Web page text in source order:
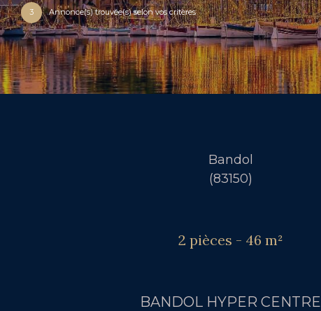
3 Annonce(s) trouvée(s) selon vos critères
Bandol
(83150)
2 pièces - 46 m²
BANDOL HYPER CENTRE